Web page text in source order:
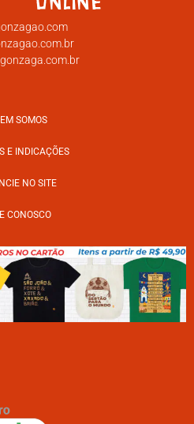
SOMOS
E INDICAÇÕES
NO SITE
CONOSCO